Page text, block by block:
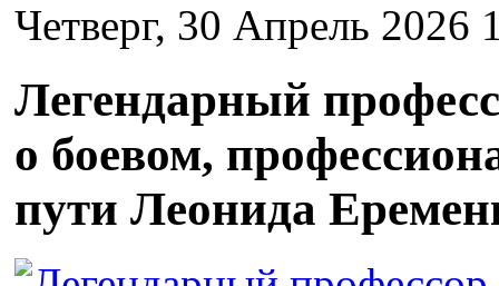
Четверг, 30 Апрель 2026
Легендарный
о боевом,
пути Леонида